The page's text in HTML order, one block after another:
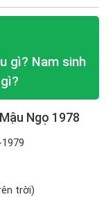
gì? Nam sinh
Ngọ 1978
trời)